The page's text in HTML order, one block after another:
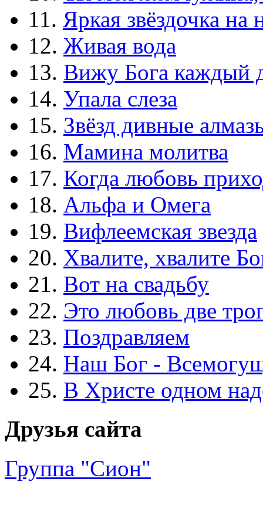
11. Яркая звёздочка на
12. Живая вода
13. Вижу Бога каждый
14. Упала слеза
15. Звёзд дивные
16. Мамина молитва
17. Когда любовь
18. Альфа и Омега
19. Вифлеемская звезда
20. Хвалите, хвалите
21. Вот на свадьбу
22. Это любовь две
23. Поздравляем
24. Наш Бог -
25. В Христе одном
Друзья сайта
Группа "Сион"